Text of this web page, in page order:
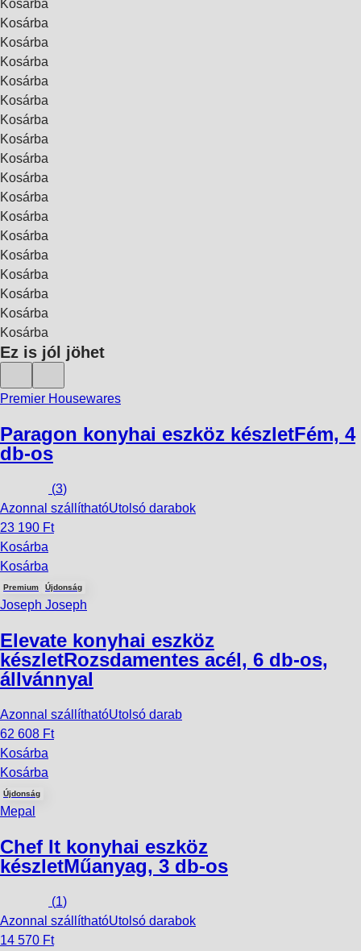
Kosárba
Kosárba
Kosárba
Kosárba
Kosárba
Kosárba
Kosárba
Kosárba
Kosárba
Kosárba
Kosárba
Kosárba
Kosárba
Kosárba
Kosárba
Kosárba
Kosárba
Kosárba
Ez is jól jöhet
Premier Housewares
Paragon konyhai eszköz készletFém, 4
db-os
(3)
Azonnal szállíthatóUtolsó darabok
23 190 Ft
Kosárba
Kosárba
Premium Újdonság
Joseph Joseph
Elevate konyhai eszköz
készletRozsdamentes acél, 6 db-os,
állvánnyal
Azonnal szállíthatóUtolsó darab
62 608 Ft
Kosárba
Kosárba
Újdonság
Mepal
Chef It konyhai eszköz
készletMűanyag, 3 db-os
(1)
Azonnal szállíthatóUtolsó darabok
14 570 Ft